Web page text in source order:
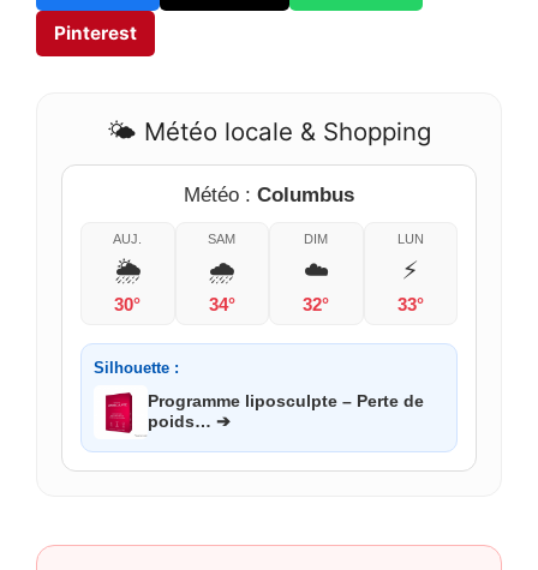
Pinterest
🌤️ Météo locale & Shopping
Météo : Columbus
AUJ.
🌦️
30°
SAM
🌧️
34°
DIM
☁️
32°
LUN
⚡
33°
Silhouette :
Programme liposculpte – Perte de
poids… ➔